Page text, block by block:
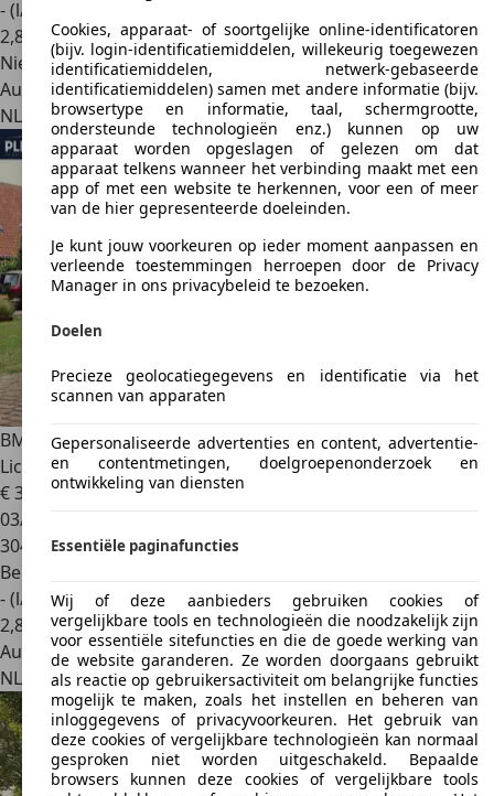
- (l/100 km)
2,8
Nieuw
Autobedrijf
NL 7696 BGBrucht
BMW 3203-serie Coupé 320i Corporate Lease Executive |
Lic
€ 3.945
03/2009
304.629 km
Benzine
- (l/100 km)
2,8
Autobedrijf
NL 6721 NGBennekom
Cookies, apparaat- of soortgelijke online-identificatoren
(bijv. login-identificatiemiddelen, willekeurig toegewezen
identificatiemiddelen, netwerk-gebaseerde
identificatiemiddelen) samen met andere informatie (bijv.
browsertype en informatie, taal, schermgrootte,
ondersteunde technologieën enz.) kunnen op uw
apparaat worden opgeslagen of gelezen om dat
apparaat telkens wanneer het verbinding maakt met een
app of met een website te herkennen, voor een of meer
van de hier gepresenteerde doeleinden.
Je kunt jouw voorkeuren op ieder moment aanpassen en
verleende toestemmingen herroepen door de Privacy
Manager in ons privacybeleid te bezoeken.
Doelen
Precieze geolocatiegegevens en identificatie via het
scannen van apparaten
Gepersonaliseerde advertenties en content, advertentie-
en contentmetingen, doelgroepenonderzoek en
ontwikkeling van diensten
Essentiële paginafuncties
Wij of deze aanbieders gebruiken cookies of
vergelijkbare tools en technologieën die noodzakelijk zijn
voor essentiële sitefuncties en die de goede werking van
de website garanderen. Ze worden doorgaans gebruikt
als reactie op gebruikersactiviteit om belangrijke functies
mogelijk te maken, zoals het instellen en beheren van
inloggegevens of privacyvoorkeuren. Het gebruik van
deze cookies of vergelijkbare technologieën kan normaal
gesproken niet worden uitgeschakeld. Bepaalde
browsers kunnen deze cookies of vergelijkbare tools